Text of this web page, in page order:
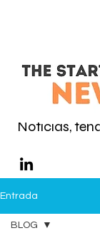
Noticias,
Entrada
BLOG